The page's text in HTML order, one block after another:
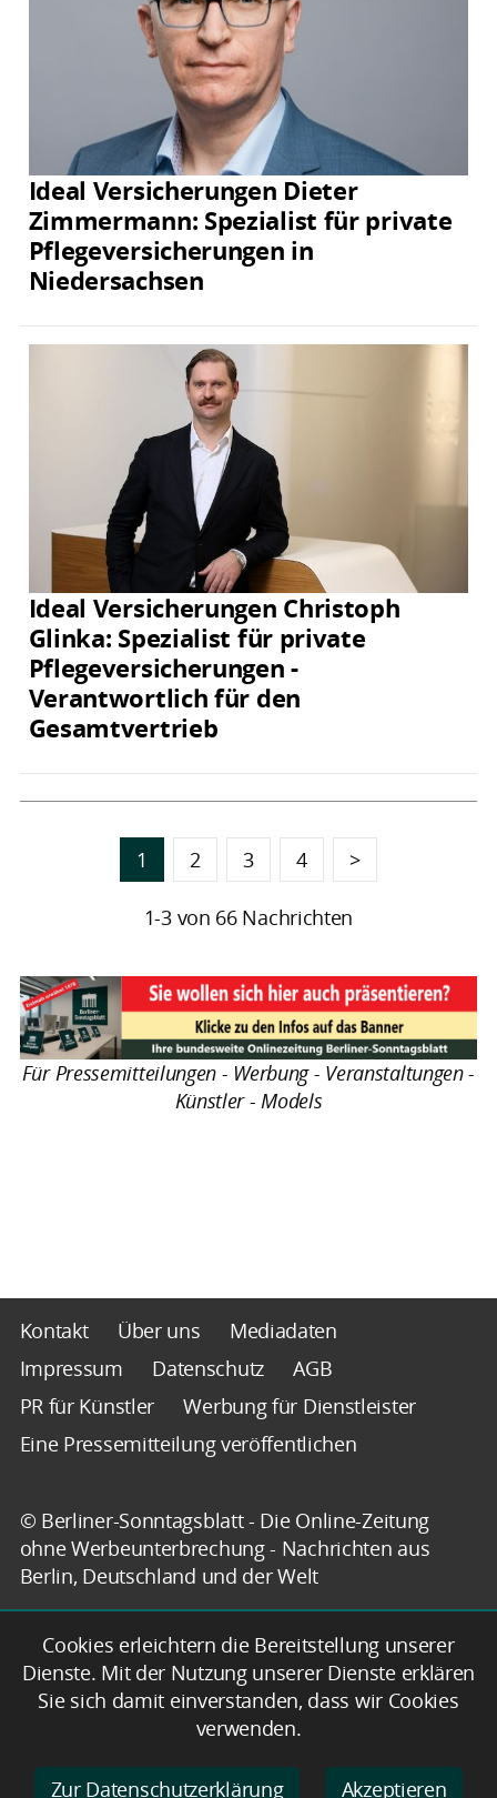
Ideal Versicherungen Dieter
Zimmermann: Spezialist für private
Pflegeversicherungen in
Niedersachsen
Ideal Versicherungen Christoph
Glinka: Spezialist für private
Pflegeversicherungen -
Verantwortlich für den
Gesamtvertrieb
1 2 3 4 >
1-3 von 66 Nachrichten
Für Pressemitteilungen - Werbung - Veranstaltungen -
Künstler - Models
Kontakt Über uns
Mediadaten
Impressum
Datenschutz
AGB
PR für Künstler
Werbung für Dienstleister
Eine Pressemitteilung veröffentlichen
© Berliner-Sonntagsblatt - Die Online-Zeitung
ohne Werbeunterbrechung - Nachrichten aus
Berlin, Deutschland und der Welt
Cookies erleichtern die Bereitstellung unserer
Dienste. Mit der Nutzung unserer Dienste erklären
Sie sich damit einverstanden, dass wir Cookies
verwenden.
Zur Datenschutzerklärung Akzeptieren